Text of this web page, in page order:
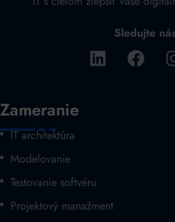
Sledujte
Zameranie
IT architektúra
Modelovanie
Testovanie softvéru
Projektový manažment